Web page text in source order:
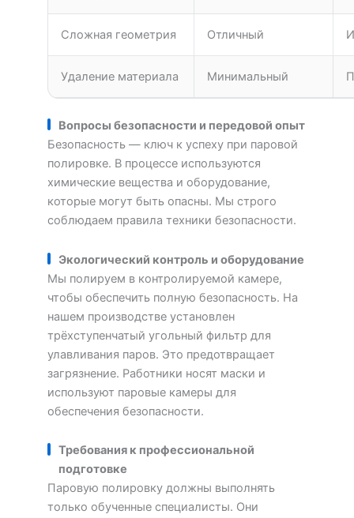
Сложная геометрия Отличный
Удаление материала Минимальный
Вопросы безопасности и передовой опыт
Безопасность — ключ к успеху при паровой
полировке. В процессе используются
химические вещества и оборудование,
которые могут быть опасны. Мы строго
соблюдаем правила техники безопасности.
Экологический контроль и оборудование
Мы полируем в контролируемой камере,
чтобы обеспечить полную безопасность. На
нашем производстве установлен
трёхступенчатый угольный фильтр для
улавливания паров. Это предотвращает
загрязнение. Работники носят маски и
используют паровые камеры для
обеспечения безопасности.
Требования к профессиональной
подготовке
Паровую полировку должны выполнять
только обученные специалисты. Они